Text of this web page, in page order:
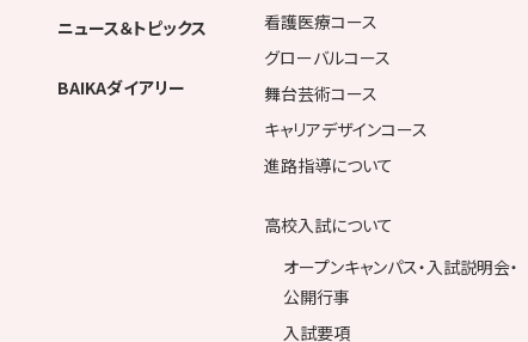
ニュース＆トピックス
BAIKAダイアリー
看護医療コース
グローバルコース
舞台芸術コース
キャリアデザインコース
進路指導について
高校入試について
オープンキャンパス・入試説明会・
公開行事
入試要項